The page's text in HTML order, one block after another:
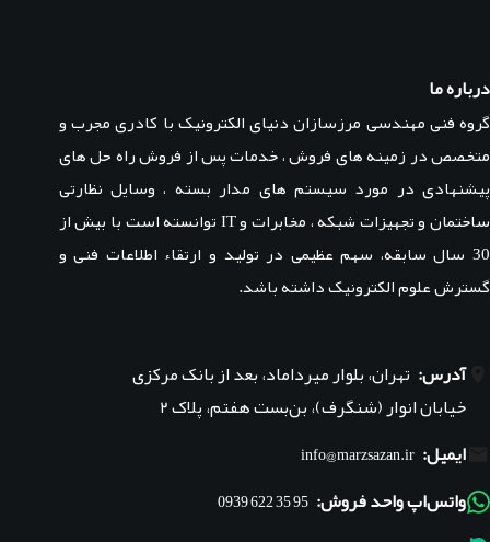
درباره ما
گروه فنی مهندسی مرزسازان دنیای الکترونیک با کادری مجرب و
متخصص در زمینه های فروش ، خدمات پس از فروش راه حل های
پیشنهادی در مورد سیستم های مدار بسته ، وسایل نظارتی
ساختمان و تجهیزات شبکه ، مخابرات و IT توانسته است با بیش از
30 سال سابقه، سهم عظیمی در تولید و ارتقاء اطلاعات فنی و
گسترش علوم الکترونیک داشته باشد.
آدرس: تهران، بلوار میرداماد، بعد از بانک مرکزی
خیابان انوار (شنگرف)، بن‌بست هفتم، پلاک ۲
ایمیل: info@marzsazan.ir
واتس‌اپ واحد فروش: 95 35 622 0939